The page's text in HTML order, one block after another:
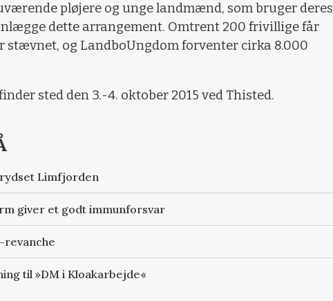
pløjere og unge landmænd, som bruger deres
dette arrangement. Omtrent 200 frivillige får
stævnet, og LandboUngdom forventer cirka 8.000
sted den 3.-4. oktober 2015 ved Thisted.
Limfjorden
giver et godt immunforsvar
revanche
til »DM i Kloakarbejde«